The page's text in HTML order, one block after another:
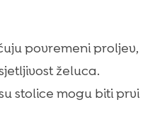
povremeni proljev,
želuca.
stolice mogu biti prvi